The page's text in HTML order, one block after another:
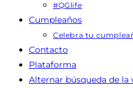
#QGlife
Cumpleaños
Celebra tu
Contacto
Plataforma
Alternar búsqueda de la